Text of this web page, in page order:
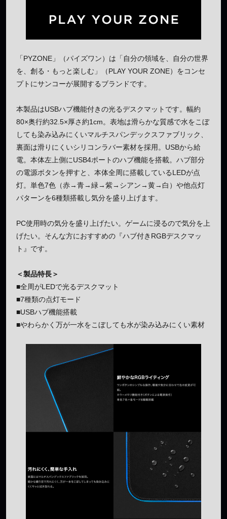
「PYZONE」（パイズワン）は「自分の領域を、自分の世界
を、創る・もっと楽しむ」（PLAY YOUR ZONE）をコンセ
プトにサンコーが展開するブランドです。
本製品はUSBハブ機能付きの光るデスクマットです。幅約
80×奥行約32.5×厚さ約1cm。表地は滑らかな質感で水をこぼ
しても染み込みにくいマルチスパンデックスファブリック、
裏面は滑りにくいシリコンラバー素材を採用。USBから給
電。本体左上側にUSB4ポートのハブ機能を搭載。ハブ部分
の電源ボタンを押すと、本体全周に搭載しているLEDが点
灯。単色7色（赤→青→緑→紫→シアン→黄→白）や他点灯
パターンを6種類搭載し気分を盛り上げます。
PC使用時の気分を盛り上げたい。ゲームに浸るので気分を上
げたい。そんな方におすすめの『ハブ付きRGBデスクマッ
ト』です。
＜製品特長＞
■全周がLEDで光るデスクマット
■7種類の点灯モード
■USBハブ機能搭載
■やわらかく万が一水をこぼしても水が染み込みにくい素材